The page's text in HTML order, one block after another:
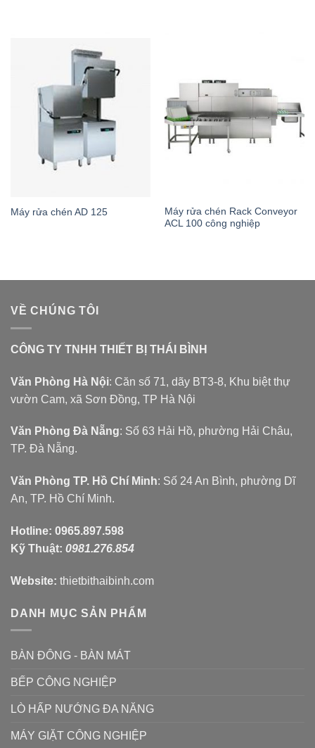
Máy rửa chén AD 125
Máy rửa chén Rack Conveyor
ACL 100 công nghiệp
VỀ CHÚNG TÔI
CÔNG TY TNHH THIẾT BỊ THÁI BÌNH
Văn Phòng Hà Nội: Căn số 71, dãy BT3-8, Khu biệt thự
vườn Cam, xã Sơn Đồng, TP Hà Nội
Văn Phòng Đà Nẵng: Số 63 Hải Hồ, phường Hải Châu,
TP. Đà Nẵng.
Văn Phòng TP. Hồ Chí Minh: Số 24 An Bình, phường Dĩ
An, TP. Hồ Chí Minh.
Hotline: 0965.897.598
Kỹ Thuật: 0981.276.854
Website: thietbithaibinh.com
DANH MỤC SẢN PHẨM
BÀN ĐÔNG - BÀN MÁT
BẾP CÔNG NGHIỆP
LÒ HẤP NƯỚNG ĐA NĂNG
MÁY GIẶT CÔNG NGHIỆP